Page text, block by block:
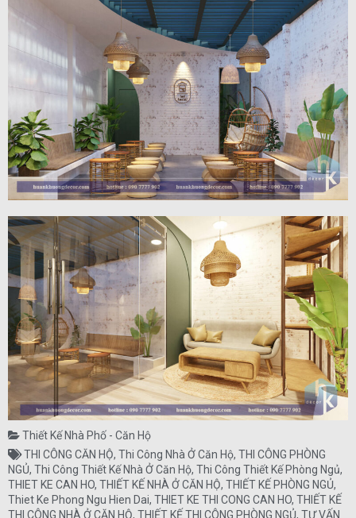
Thiết Kế Nhà Phố - Căn Hộ
THI CÔNG CĂN HỘ, Thi Công Nhà Ở Căn Hộ, THI CÔNG PHÒNG
NGỦ, Thi Công Thiết Kế Nhà Ở Căn Hộ, Thi Công Thiết Kế Phòng Ngủ,
THIET KE CAN HO, THIẾT KẾ NHÀ Ở CĂN HỘ, THIẾT KẾ PHÒNG NGỦ,
Thiet Ke Phong Ngu Hien Dai, THIET KE THI CONG CAN HO, THIẾT KẾ
THI CÔNG NHÀ Ở CĂN HỘ, THIẾT KẾ THI CÔNG PHÒNG NGỦ, TƯ VẤN